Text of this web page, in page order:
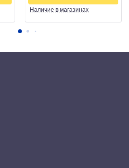
Наличие в магазинах